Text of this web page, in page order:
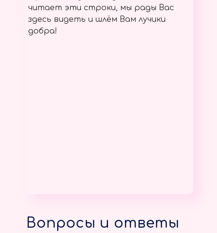
читает эти строки, мы рады Вас
здесь видеть и шлём Вам лучики
добра!
Вопросы и ответы